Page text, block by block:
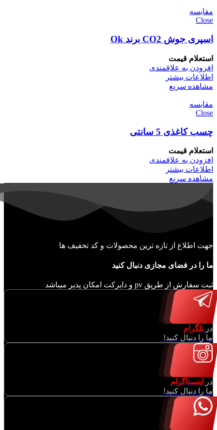
مقایسه
Close
اسپری جوش CO2 برند Ok
استعلام قیمت
افزودن به علاقمندی
اطلاعات بیشتر
مشاهده سریع
مقایسه
Close
چسب کاغذی 5 سانتی
استعلام قیمت
افزودن به علاقمندی
اطلاعات بیشتر
مشاهده سریع
جهت اطلاع از تازه ترین محصولات و کد تخفیف ها
ما را در فضای مجازی دنبال کنید
ثبت سفارش از طریق pv و دایرکت امکان پذیر میباشد
درتلگرام
ما را دنبال کنید!
در
اینستاگرام
ما را دنبال کنید!